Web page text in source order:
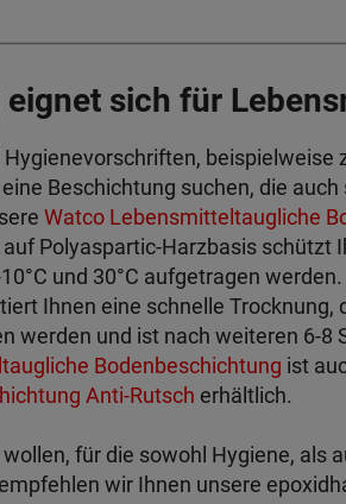
sich für
Beschichtung suchen, die
Watco Lebensmitteltaugliche
Polyaspartic-Harzbasis schützt
und 30°C aufgetragen
Ihnen eine schnelle Trocknung,
werden und ist nach weiteren 6-8
Bodenbeschichtung ist
Anti-Rutsch erhältlich.
für die sowohl Hygiene, als
wir Ihnen unsere